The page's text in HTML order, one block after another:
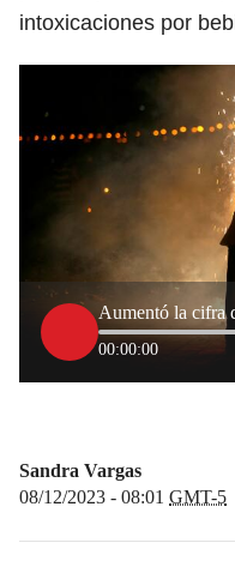
intoxicaciones por
00:00:00
Sandra Vargas
08/12/2023 - 08:01 GMT-5